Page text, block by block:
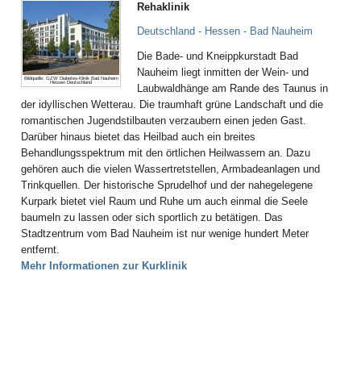
Bildquelle: GZW Diabetes-Klinik Bad Nauheim
Hessen Deutschland
Rehaklinik
Deutschland - Hessen - Bad Nauheim
Die Bade- und Kneippkurstadt Bad
Nauheim liegt inmitten der Wein- und
Laubwaldhänge am Rande des Taunus in
der idyllischen Wetterau. Die traumhaft grüne Landschaft und die
romantischen Jugendstilbauten verzaubern einen jeden Gast.
Darüber hinaus bietet das Heilbad auch ein breites
Behandlungsspektrum mit den örtlichen Heilwassern an. Dazu
gehören auch die vielen Wassertretstellen, Armbadeanlagen und
Trinkquellen. Der historische Sprudelhof und der nahegelegene
Kurpark bietet viel Raum und Ruhe um auch einmal die Seele
baumeln zu lassen oder sich sportlich zu betätigen. Das
Stadtzentrum vom Bad Nauheim ist nur wenige hundert Meter
entfernt.
Mehr Informationen zur Kurklinik